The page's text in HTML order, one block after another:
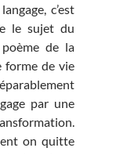
c’est
le sujet du
de la
forme de vie
par une
on quitte